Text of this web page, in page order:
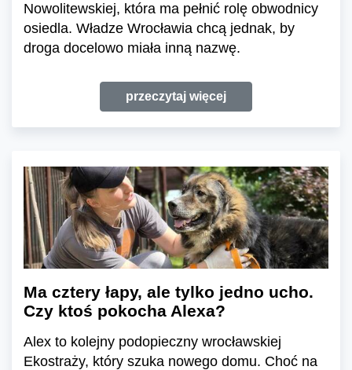
Nowolitewskiej, która ma pełnić rolę obwodnicy
osiedla. Władze Wrocławia chcą jednak, by
droga docelowo miała inną nazwę.
przeczytaj więcej
Ma cztery łapy, ale tylko jedno ucho.
Czy ktoś pokocha Alexa?
Alex to kolejny podopieczny wrocławskiej
Ekostraży, który szuka nowego domu. Choć na